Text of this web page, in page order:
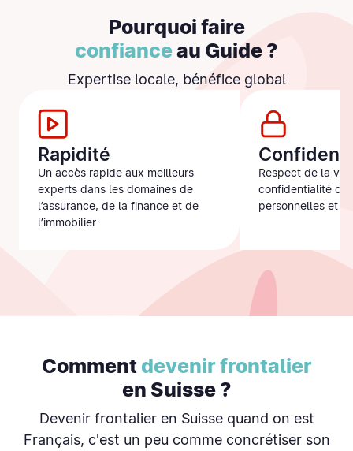
Pourquoi faire
confianceau Guide ?
Expertise locale, bénéfice global
Rapidité
Un accès rapide aux meilleurs
experts dans les domaines de
l’assurance, de la finance et de
l’immobilier
Respect de la vie
confidentialité
personnelles et
Comment devenir frontalier
en Suisse ?
Devenir frontalier en Suisse quand on est
Français, c'est un peu comme concrétiser son